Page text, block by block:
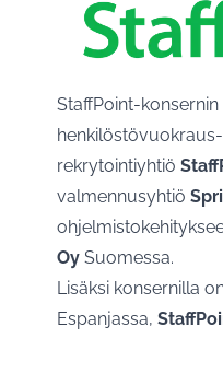
StaffPoint-
rekrytointiyhtiö
valmennusyhtiö
Oy Suomessa.
Lisäksi konsernilla
Espanjassa,